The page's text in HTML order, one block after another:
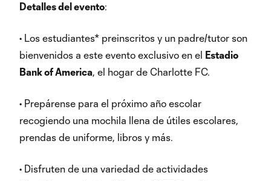
Detalles del evento:
• Los estudiantes* preinscritos y un padre/tutor son
bienvenidos a este evento exclusivo en el Estadio
Bank of America, el hogar de Charlotte FC.
• Prepárense para el próximo año escolar
recogiendo una mochila llena de útiles escolares,
prendas de uniforme, libros y más.
• Disfruten de una variedad de actividades